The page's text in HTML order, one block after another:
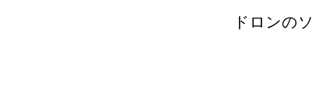
ドロンの